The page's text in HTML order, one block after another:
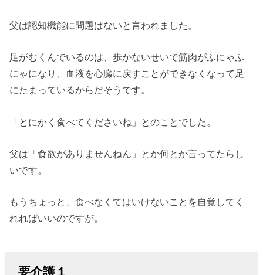
父は認知機能に問題はないと言われました。
足がむくんでいるのは、歩かないせいで筋肉がふにゃふ
にゃになり、血液を心臓に戻すことができなくなって足
にたまっているからだそうです。
「とにかく食べてくださいね」とのことでした。
父は「食欲がありませんねん」とか何とか言ってたらし
いです。
もうちょっと、食べなくてはいけないことを自覚してく
れればいいのですが。
要介護１